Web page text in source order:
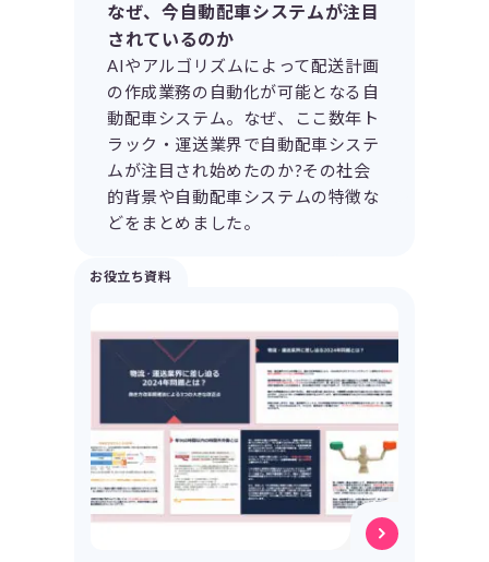
なぜ、今自動配車システムが注目
されているのか
AIやアルゴリズムによって配送計画
の作成業務の自動化が可能となる自
動配車システム。なぜ、ここ数年ト
ラック・運送業界で自動配車システ
ムが注目され始めたのか?その社会
的背景や自動配車システムの特徴な
どをまとめました。
お役立ち資料